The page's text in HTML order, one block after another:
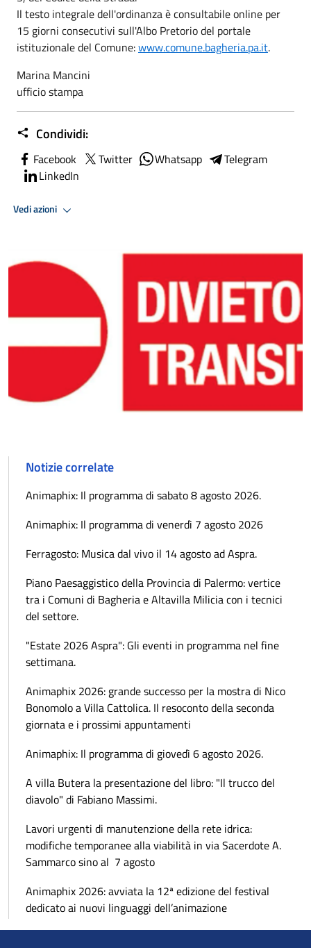
Il testo integrale dell'ordinanza è consultabile online per
15 giorni consecutivi sull'Albo Pretorio del portale
istituzionale del Comune:www.comune.bagheria.pa.it.
Marina Mancini
ufficio stampa
Condividi:
Facebook Twitter Whatsapp
Telegram
LinkedIn
Vedi azioni
Notizie correlate
Animaphix: Il programma di sabato 8 agosto 2026.
Animaphix: Il programma di venerdì 7 agosto 2026
Ferragosto: Musica dal vivo il 14 agosto ad Aspra.
Piano Paesaggistico della Provincia di Palermo: vertice
tra i Comuni di Bagheria e Altavilla Milicia con i tecnici
del settore.
"Estate 2026 Aspra": Gli eventi in programma nel fine
settimana.
Animaphix 2026: grande successo per la mostra di Nico
Bonomolo a Villa Cattolica. Il resoconto della seconda
giornata e i prossimi appuntamenti
Animaphix: Il programma di giovedì 6 agosto 2026.
A villa Butera la presentazione del libro: "Il trucco del
diavolo" di Fabiano Massimi.
Lavori urgenti di manutenzione della rete idrica:
modifiche temporanee alla viabilità in via Sacerdote A.
Sammarco sino al 7 agosto
Animaphix 2026: avviata la 12ª edizione del festival
dedicato ai nuovi linguaggi dell’animazione